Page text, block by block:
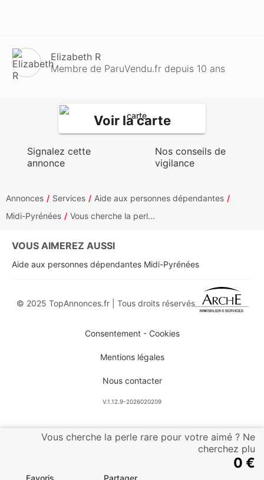
Elizabeth R
Membre de ParuVendu.fr depuis 10 ans
Voir la carte
Signalez cette
annonce
Nos conseils de
vigilance
Vous cherche la perle rare pour votre aimé ? Ne
cherchez plu
0 €
Favoris Partager
Annonces Services
Aide aux personnes dépendantes
Midi-Pyrénées
Vous cherche la perl...
VOUS AIMEREZ AUSSI
Aide aux personnes dépendantes Midi-Pyrénées
© 2025 TopAnnonces.fr | Tous droits réservés
Consentement - Cookies
Mentions légales
Nous contacter
V.1.12.9-2026020209